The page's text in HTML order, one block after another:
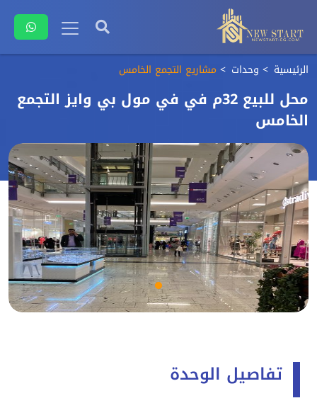
الرئيسية وحدات مشاريع التجمع الخامس
محل للبيع 32م في في مول بي وايز التجمع
الخامس
تفاصيل الوحدة